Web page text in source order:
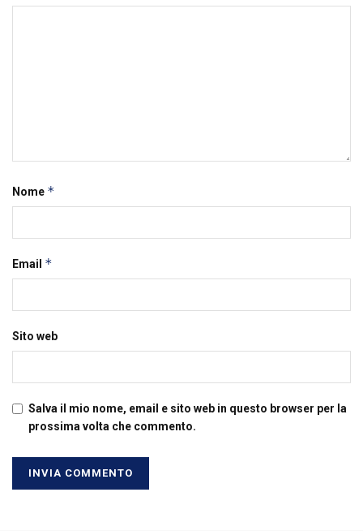
Nome *
Email *
Sito web
Salva il mio nome, email e sito web in questo browser per la
prossima volta che commento.